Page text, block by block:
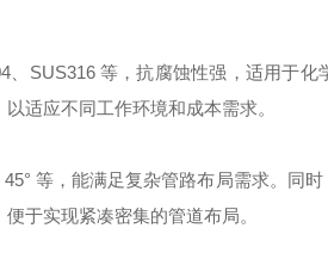
、SUS316 等，抗腐蚀性强，适用于
适应不同工作环境和成本需求。
等，能满足复杂管路布局需求。同
于实现紧凑密集的管道布局。